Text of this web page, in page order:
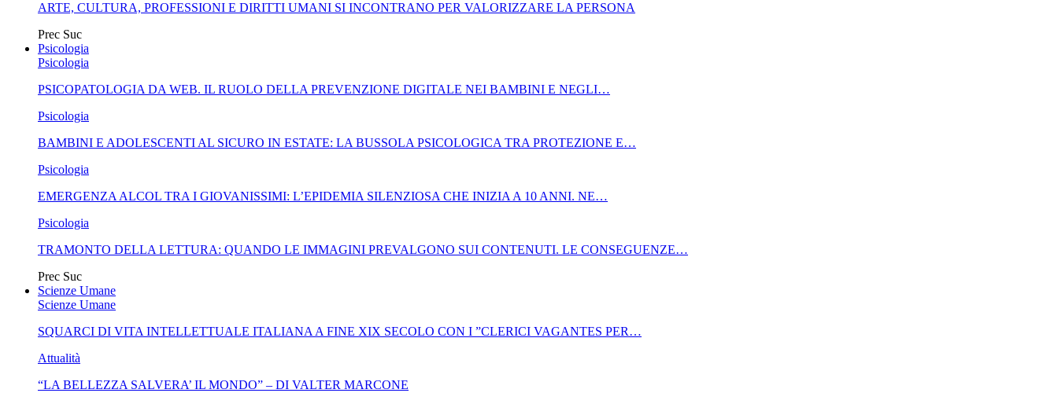
ARTE, CULTURA, PROFESSIONI E DIRITTI UMANI SI INCONTRANO PER VALORIZZARE LA PERSONA
Prec Suc
Psicologia
Psicologia
PSICOPATOLOGIA DA WEB. IL RUOLO DELLA PREVENZIONE DIGITALE NEI BAMBINI E NEGLI…
Psicologia
BAMBINI E ADOLESCENTI AL SICURO IN ESTATE: LA BUSSOLA PSICOLOGICA TRA PROTEZIONE E…
Psicologia
EMERGENZA ALCOL TRA I GIOVANISSIMI: L’EPIDEMIA SILENZIOSA CHE INIZIA A 10 ANNI. NE…
Psicologia
TRAMONTO DELLA LETTURA: QUANDO LE IMMAGINI PREVALGONO SUI CONTENUTI. LE CONSEGUENZE…
Prec Suc
Scienze Umane
Scienze Umane
SQUARCI DI VITA INTELLETTUALE ITALIANA A FINE XIX SECOLO CON I ”CLERICI VAGANTES PER…
Attualità
“LA BELLEZZA SALVERA’ IL MONDO” – DI VALTER MARCONE